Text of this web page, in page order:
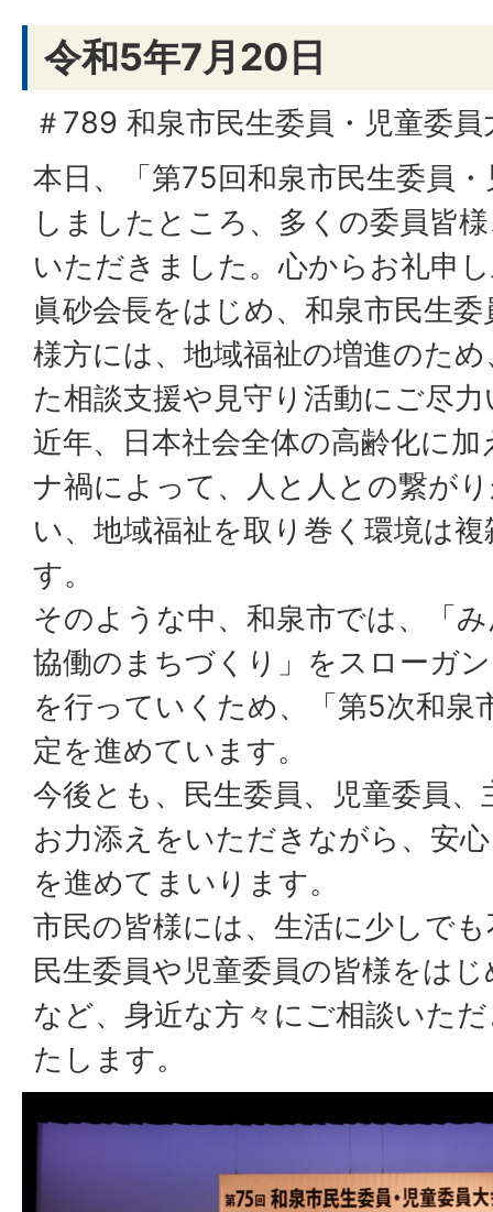
令和5年7月20日
＃789 和泉市民生委員・児童委員
本日、「第75回和泉市民生委員
しましたところ、多くの委員皆
いただきました。心からお礼申
眞砂会長をはじめ、和泉市民生
様方には、地域福祉の増進のた
た相談支援や見守り活動にご尽
近年、日本社会全体の高齢化に
ナ禍によって、人と人との繋が
い、地域福祉を取り巻く環境は
す。
そのような中、和泉市では、「
協働のまちづくり」をスローガ
を行っていくため、「第5次和泉
定を進めています。
今後とも、民生委員、児童委員
お力添えをいただきながら、安
を進めてまいります。
市民の皆様には、生活に少しで
民生委員や児童委員の皆様をは
など、身近な方々にご相談いた
たします。